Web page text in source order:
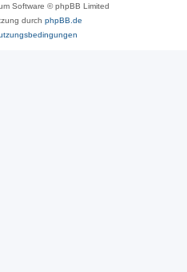
Software © phpBB Limited
durch phpBB.de